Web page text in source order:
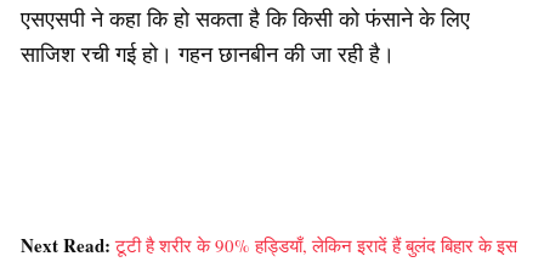
एसएसपी ने कहा कि हो सकता है कि किसी को फंसाने के लिए
साजिश रची गई हो। गहन छानबीन की जा रही है।
Next Read:टूटी है शरीर के 90% हड्डियाँ, लेकिन इरादें हैं बुलंद बिहार के इस